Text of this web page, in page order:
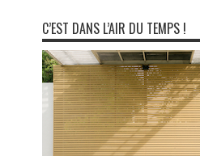
C’EST DANS L’AIR DU TEMPS !